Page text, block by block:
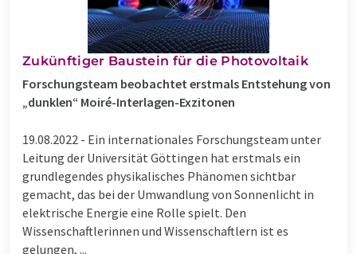
Zukünftiger Baustein für die Photovoltaik
Forschungsteam beobachtet erstmals Entstehung von
„dunklen“ Moiré-Interlagen-Exzitonen
19.08.2022 - Ein internationales Forschungsteam unter
Leitung der Universität Göttingen hat erstmals ein
grundlegendes physikalisches Phänomen sichtbar
gemacht, das bei der Umwandlung von Sonnenlicht in
elektrische Energie eine Rolle spielt. Den
Wissenschaftlerinnen und Wissenschaftlern ist es
gelungen, ...